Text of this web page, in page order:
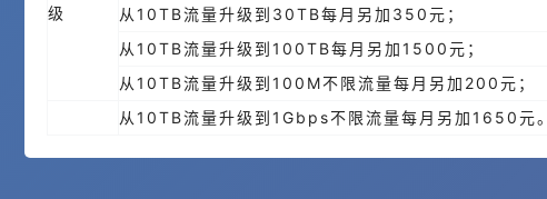
级
从10TB流量升级到30TB每月另加350元；
从10TB流量升级到100TB每月另加1500元；
从10TB流量升级到100M不限流量每月另加200元；
从10TB流量升级到1Gbps不限流量每月另加1650元。